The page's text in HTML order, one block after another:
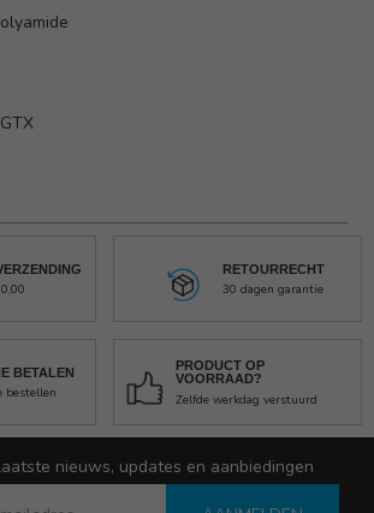
RETOURRECHT
30 dagen garantie
BETALEN
bestellen
PRODUCT OP
VOORRAAD?
Zelfde werkdag verstuurd
nieuws, updates en aanbiedingen